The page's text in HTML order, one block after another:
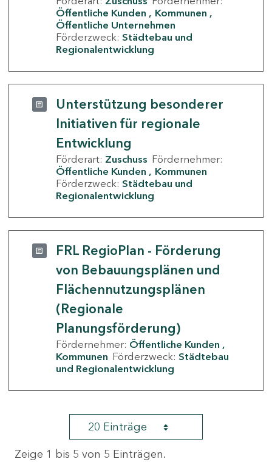
Öffentliche Kunden
Kommunen
Öffentliche Unternehmen
Förderzweck: Städtebau und
Regionalentwicklung
Unterstützung besonderer
Initiativen für regionale
Entwicklung
Förderart: Zuschuss Fördernehmer:
Öffentliche Kunden
Kommunen
Förderzweck: Städtebau und
Regionalentwicklung
FRL RegioPlan - Förderung
von Bebauungsplänen und
Flächennutzungsplänen
(Regionale
Planungsförderung)
Fördernehmer: Öffentliche Kunden
Kommunen Förderzweck: Städtebau
und Regionalentwicklung
20 Einträge
Zeige 1 bis 5 von 5 Einträgen.